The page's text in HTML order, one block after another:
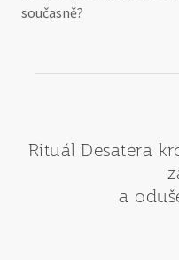
současně?
Rituál Desatera
a